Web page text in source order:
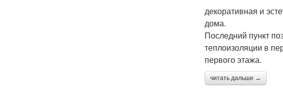
декоративная и
дома.
Последний пункт
теплоизоляции в
первого этажа.
читать дальше →